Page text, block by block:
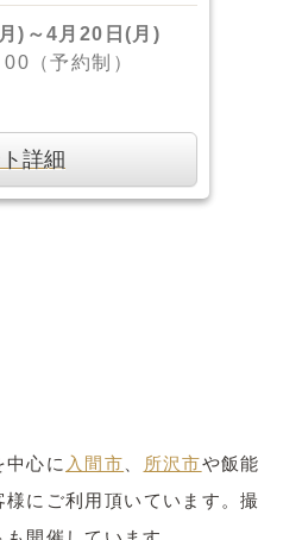
)～4月20日(月)
（予約制）
詳細
中心に 入間市 所沢市や飯能
様にご利用頂いています。撮